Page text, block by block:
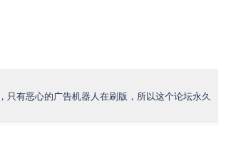
有恶心的广告机器人在刷版，所以这个论坛永久